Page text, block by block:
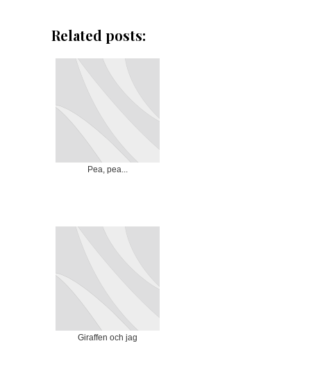
Related posts:
Pea, pea...
Giraffen och jag